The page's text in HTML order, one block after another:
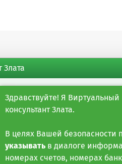
организациям
услуги
финансирование и
операции
Злата
Здравствуйте! Я Виртуальный
консультант Злата.
В целях Вашей безопасности
указывать в диалоге
номерах счетов, номерах